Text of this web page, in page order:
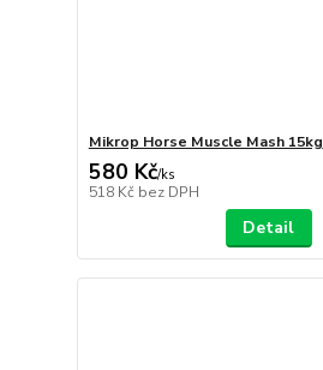
Mikrop Horse Muscle Mash 15kg
580 Kč/ks
518 Kč bez DPH
Detail